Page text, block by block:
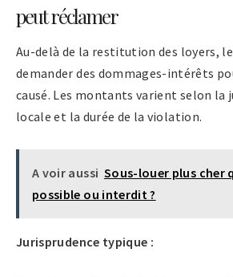
peut réclamer
Au-delà de la restitution des loyers,
demander des dommages-intérêts
causé. Les montants varient selon la
locale et la durée de la violation.
A voir aussi Sous-louer plus cher
possible ou interdit ?
Jurisprudence typique :